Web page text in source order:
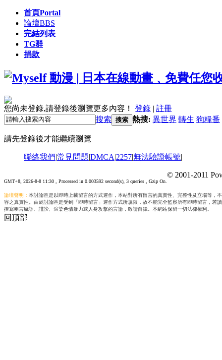
首頁Portal
論壇BBS
完結列表
TG群
捐款
您尚未登錄,請登錄後瀏覽更多內容！ 登錄 | 註冊
搜索 搜索 熱搜: 異世界 轉生 狗糧番
請先登錄後才能繼續瀏覽
聯絡我們|常見問題|DMCA|2257|無法驗證帳號|
GMT+8, 2026-8-8 11:30 , Processed in 0.003592 second(s), 3 queries , Gzip On.
© 2001-2011
論壇聲明： 本討論區是以即時上載留言的方式運作，本站對所有留言的真實性、完整性及立場等
容之真實性。由於討論區是受到「即時留言」運作方式所規限，故不能完全監察所有即時留言，
撰寫粗言穢語、誹謗、渲染色情暴力或人身攻擊的言論，敬請自律。本網站保留一切法律權利。
回頂部